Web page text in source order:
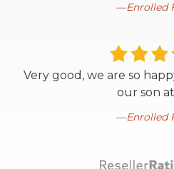
Enrolled
Very good, we are so
our son
Enrolled